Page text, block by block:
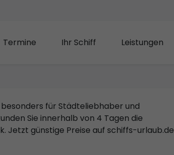
Termine Ihr Schiff Leistungen
für Städteliebhaber und
Sie innerhalb von 4 Tagen die
Jetzt günstige Preise auf schiffs-urlaub.de